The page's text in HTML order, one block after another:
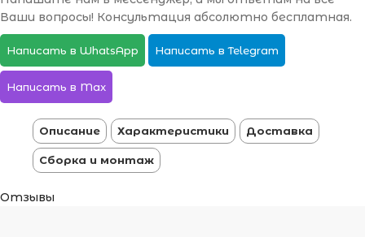
Ваши вопросы! Консультация абсолютно бесплатная.
Написать в WhatsApp Написать в Telegram
Написать в Max
Описание Характеристики Доставка
Сборка и монтаж
Отзывы